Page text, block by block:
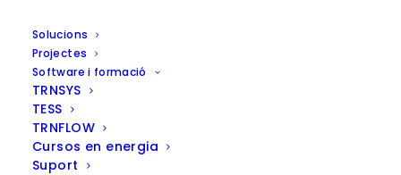
Solucions
Projectes
Software i formació
TRNSYS
TESS
TRNFLOW
Cursos en energia
Suport
Optimització i anàlisi per a
l’obtenció de l’acreditació LEED Or
a la Torre Puig